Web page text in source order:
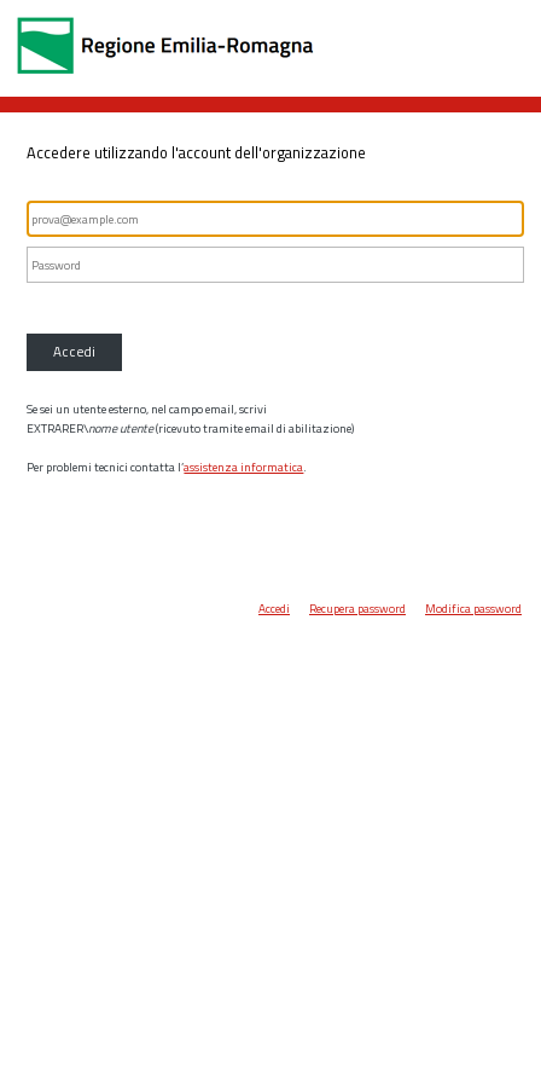
Accedere utilizzando l'account dell'organizzazione
Accedi
Se sei un utente esterno, nel campo email, scrivi
EXTRARER\nome utente(ricevuto tramite email di abilitazione)
Per problemi tecnici contatta l’assistenza informatica.
Accedi Recupera password Modifica password